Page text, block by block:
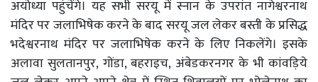
अयोध्या पहुंचेंगे। यह सभी सरयू में स्नान के उपरांत नागेश्वरनाथ
मंदिर पर जलाभिषेक करने के बाद सरयू जल लेकर बस्ती के प्रसिद्ध
भदेश्वरनाथ मंदिर पर जलाभिषेक करने के लिए निकलेंगे। इसके
अलावा सुलतानपुर, गोंडा, बहराइच, अंबेडकरनगर के भी कांवड़िये